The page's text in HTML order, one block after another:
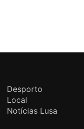
Desporto
Local
Notícias Lusa